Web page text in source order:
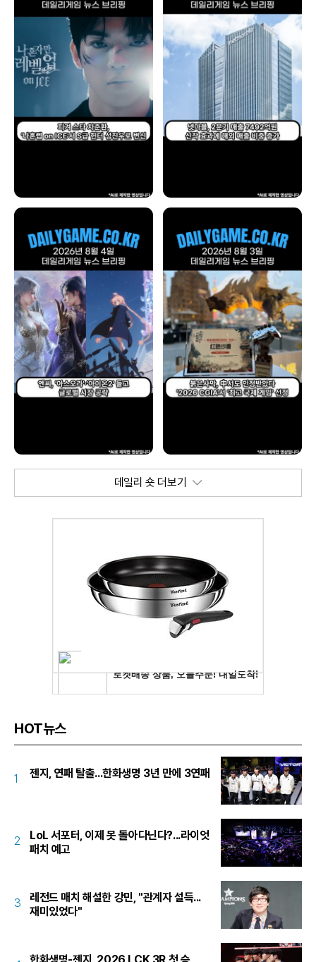
데일리 숏 더보기
HOT뉴스
1 젠지, 연패 탈출...한화생명 3년 만에 3연패
2
LoL 서포터, 이제 못 돌아다닌다?...라이엇
패치 예고
3
레전드 매치 해설한 강민, "관계자 설득...
재미있었다"